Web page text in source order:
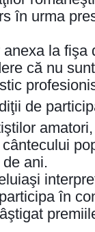
în urma
la fişa
că nu
de
ani.
în